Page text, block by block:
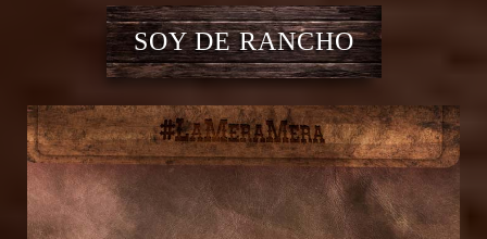
SOY DE RANCHO